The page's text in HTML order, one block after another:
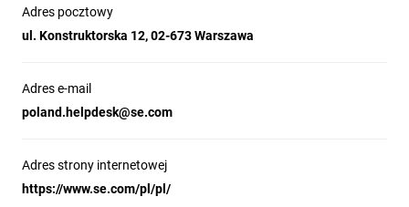
Adres pocztowy
ul. Konstruktorska 12, 02-673 Warszawa
Adres e-mail
poland.helpdesk@se.com
Adres strony internetowej
https://www.se.com/pl/pl/